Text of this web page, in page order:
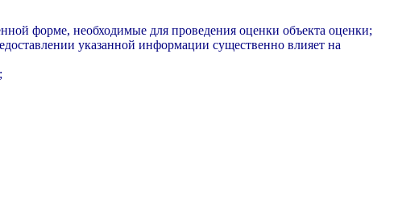
форме, необходимые для проведения оценки объекта оценки;
указанной информации существенно влияет на